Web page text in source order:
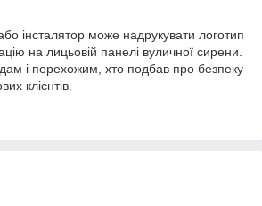
інсталятор може надрукувати логотип
на лицьовій панелі вуличної сирени.
і перехожим, хто подбав про безпеку
клієнтів.